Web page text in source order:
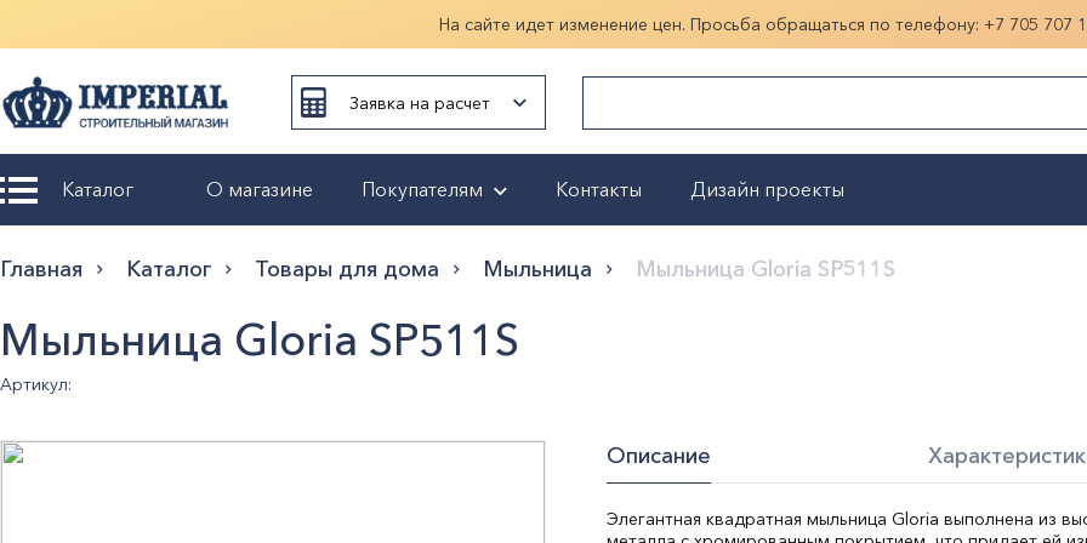
На сайте идет изменение цен. Просьба обращаться по телефону: +7 705 707
Заявка на расчет
Показать больше
Каталог О магазине Покупателям
обмен
Гарантия
Контакты Дизайн проекты
Главная Каталог Товары для дома Мыльница Мыльница Gloria SP511S
Мыльница Gloria SP511S
Артикул:
Описание
Элегантная квадратная мыльница Gloria выполнена из